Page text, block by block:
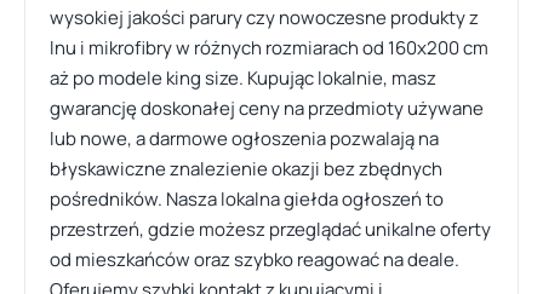
wysokiej jakości parury czy nowoczesne produkty z
lnu i mikrofibry w różnych rozmiarach od 160x200 cm
aż po modele king size. Kupując lokalnie, masz
gwarancję doskonałej ceny na przedmioty używane
lub nowe, a darmowe ogłoszenia pozwalają na
błyskawiczne znalezienie okazji bez zbędnych
pośredników. Nasza lokalna giełda ogłoszeń to
przestrzeń, gdzie możesz przeglądać unikalne oferty
od mieszkańców oraz szybko reagować na deale.